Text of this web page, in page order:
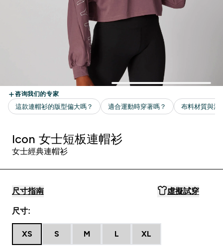
Icon 女士短板連帽衫
女士經典連帽衫
尺寸指南 虛擬試穿
尺寸:
XS S M L XL